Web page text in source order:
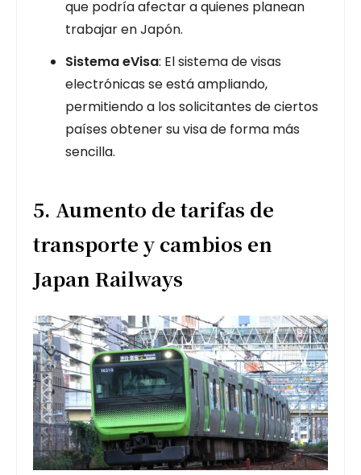
que podría afectar a quienes planean
trabajar en Japón.
Sistema eVisa: El sistema de visas
electrónicas se está ampliando,
permitiendo a los solicitantes de ciertos
países obtener su visa de forma más
sencilla.
5. Aumento de tarifas de
transporte y cambios en
Japan Railways